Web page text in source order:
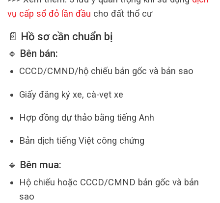
vụ cấp sổ đỏ lần đầu cho đất thổ cư
📄 Hồ sơ cần chuẩn bị
🔹 Bên bán:
CCCD/CMND/hộ chiếu bản gốc và bản sao
Giấy đăng ký xe, cà-vẹt xe
Hợp đồng dự thảo bằng tiếng Anh
Bản dịch tiếng Việt công chứng
🔹 Bên mua:
Hộ chiếu hoặc CCCD/CMND bản gốc và bản
sao